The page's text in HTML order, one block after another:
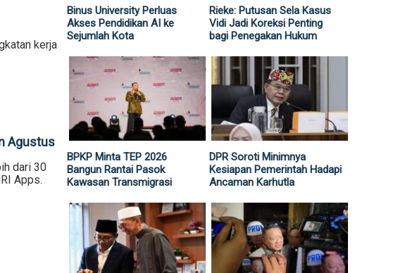
kerja
Agustus
dari 30
Apps.
Binus University Perluas
Akses Pendidikan AI ke
Sejumlah Kota
Rieke: Putusan Sela Kasus
Vidi Jadi Koreksi Penting
bagi Penegakan Hukum
BPKP Minta TEP 2026
Bangun Rantai Pasok
Kawasan Transmigrasi
DPR Soroti Minimnya
Kesiapan Pemerintah Hadapi
Ancaman Karhutla